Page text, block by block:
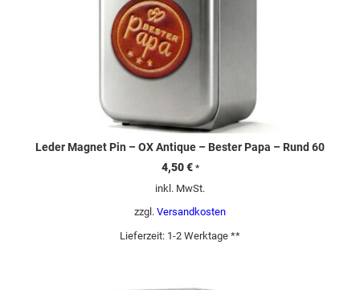
Leder Magnet Pin – OX Antique – Bester Papa – Rund 60
4,50€ *
inkl. MwSt.
zzgl. Versandkosten
Lieferzeit: 1-2 Werktage **